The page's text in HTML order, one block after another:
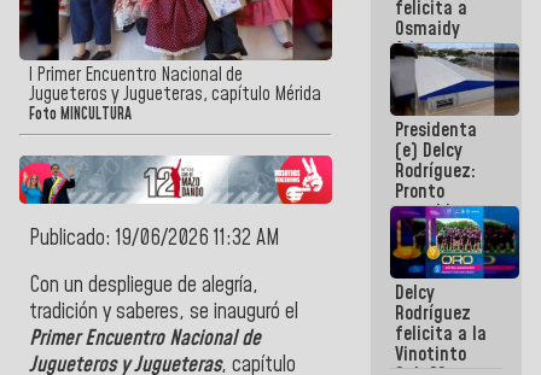
l Primer Encuentro Nacional de
Jugueteros y Jugueteras, capítulo Mérida
Foto MINCULTURA
Publicado: 19/06/2026 11:32 AM
Con un despliegue de alegría,
tradición y saberes, se inauguró el
Primer Encuentro Nacional de
Jugueteros y Jugueteras, capítulo
felicita a
Osmaidy
Arias y
Giraly
Marcano por
hacer
historia en
los
Centroamericanos
Presidenta
(e) Delcy
Rodríguez:
Pronto
restableceremos
las
operaciones
en el
Aeropuerto
Internacional
de
Maiquetía
Delcy
Rodríguez
felicita a la
Vinotinto